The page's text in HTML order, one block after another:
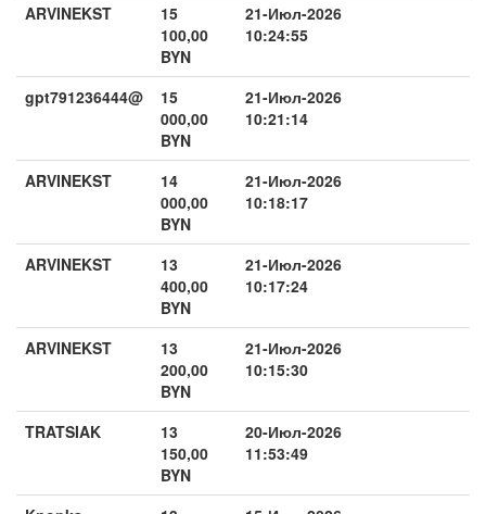
ARVINEKST
15
100,00
BYN
21-Июл-2026
10:24:55
gpt791236444@
15
000,00
BYN
21-Июл-2026
10:21:14
ARVINEKST
14
000,00
BYN
21-Июл-2026
10:18:17
ARVINEKST
13
400,00
BYN
21-Июл-2026
10:17:24
ARVINEKST
13
200,00
BYN
21-Июл-2026
10:15:30
TRATSIAK
13
150,00
BYN
20-Июл-2026
11:53:49